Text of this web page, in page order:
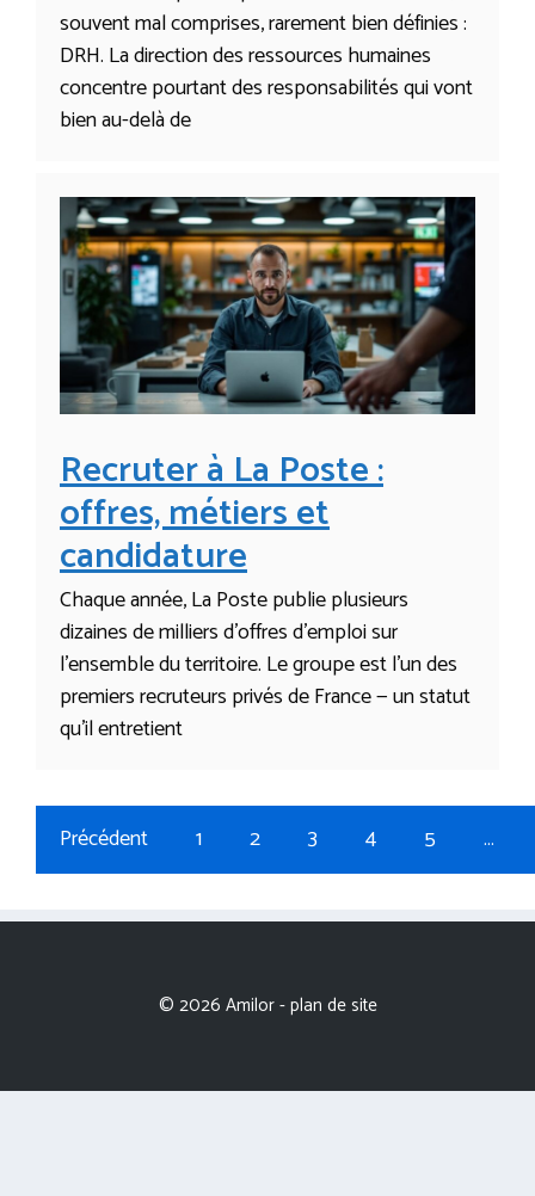
souvent mal comprises, rarement bien définies :
DRH. La direction des ressources humaines
concentre pourtant des responsabilités qui vont
bien au-delà de
Recruter à La Poste :
offres, métiers et
candidature
Chaque année, La Poste publie plusieurs
dizaines de milliers d’offres d’emploi sur
l’ensemble du territoire. Le groupe est l’un des
premiers recruteurs privés de France — un statut
qu’il entretient
Précédent 1 2 3 4 5 …
© 2026 Amilor -plan de site